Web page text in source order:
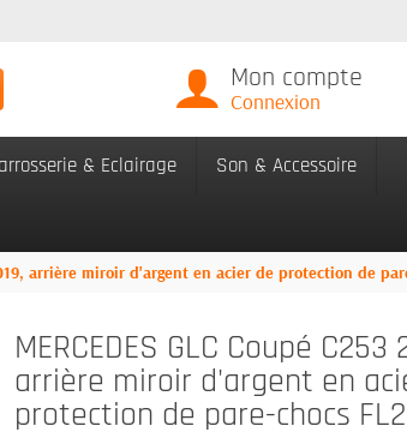
Mon compte
Connexion
& Eclairage Son & Accessoire
arrière miroir d'argent en acier de protection de
MERCEDES GLC Coupé C253
arrière miroir d'argent en
protection de pare-chocs